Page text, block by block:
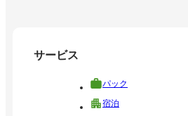
サービス
パック
宿泊